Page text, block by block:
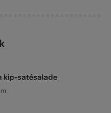
kip-satésalade